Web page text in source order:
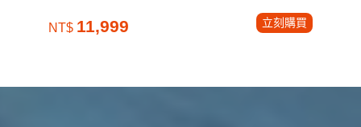
NT$ 11,999 立刻購買